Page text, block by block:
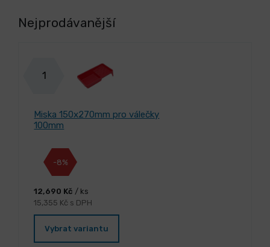
Nejprodávanější
1
Miska 150x270mm pro válečky
100mm
-8%
12,690 Kč / ks
15,355 Kč s DPH
Vybrat variantu